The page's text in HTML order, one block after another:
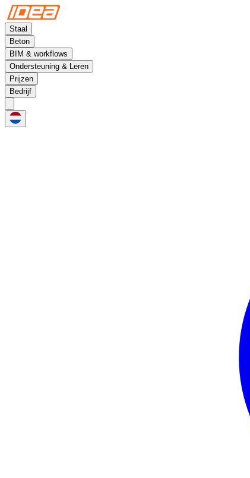
Staal
Beton
BIM & workflows
Ondersteuning & Leren
Prijzen
Bedrijf